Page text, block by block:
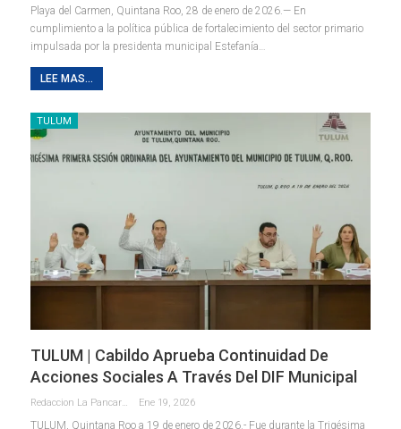
Playa del Carmen, Quintana Roo, 28 de enero de 2026.— En
cumplimiento a la política pública de fortalecimiento del sector primario
impulsada por la presidenta municipal Estefanía
LEE MAS...
TULUM
TULUM | Cabildo Aprueba Continuidad De
Acciones Sociales A Través Del DIF Municipal
Redaccion La Pancarta De Quintana Roo Ene 19, 2026
TULUM, Quintana Roo a 19 de enero de 2026.- Fue durante la Trigésima